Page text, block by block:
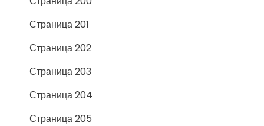
Страница 201
Страница 202
Страница 203
Страница 204
Страница 205